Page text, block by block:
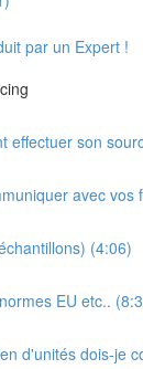
par un Expert !
effectuer son
avec vos
(4:06)
EU etc..
d'unités dois-je